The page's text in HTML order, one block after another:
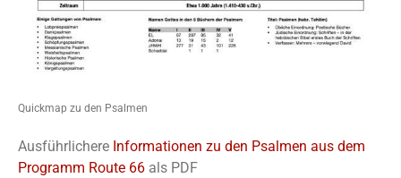
Quickmap zu den Psalmen
Ausführlichere Informationen zu den Psalmen aus dem
Programm Route 66 als PDF